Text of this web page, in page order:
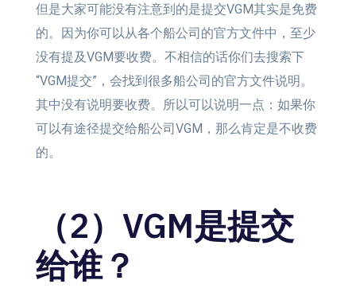
但是大家可能没有注意到的是提交VGM其实是免费
的。因为你可以从各个船公司的官方文件中，至少
没有提及VGM要收费。不相信的话你们去搜索下
“VGM提交”，会找到很多船公司的官方文件说明。
其中没有说明要收费。所以可以说明一点：如果你
可以有途径提交给船公司VGM，那么肯定是不收费
的。
（2）VGM是提交
给谁？